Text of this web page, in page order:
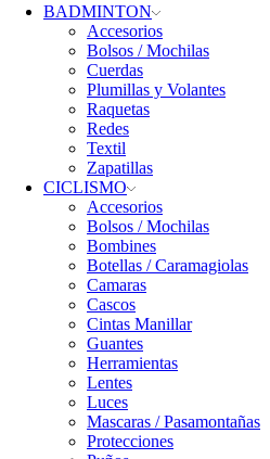
BADMINTON
Accesorios
Bolsos / Mochilas
Cuerdas
Plumillas y Volantes
Raquetas
Redes
Textil
Zapatillas
CICLISMO
Accesorios
Bolsos / Mochilas
Bombines
Botellas / Caramagiolas
Camaras
Cascos
Cintas Manillar
Guantes
Herramientas
Lentes
Luces
Mascaras / Pasamontañas
Protecciones